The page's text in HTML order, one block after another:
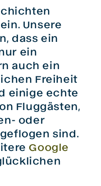
Unsere
dass ein
ein
auch ein
Freiheit
einige echte
Fluggästen,
oder
sind.
Google